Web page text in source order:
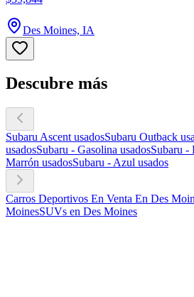
Des Moines, IA
Descubre más
Subaru Ascent usadosSubaru Outback
usadosSubaru - Gasolina usadosSubaru -
Marrón usadosSubaru - Azul usados
Carros Deportivos En Venta En Des
MoinesSUVs en Des Moines